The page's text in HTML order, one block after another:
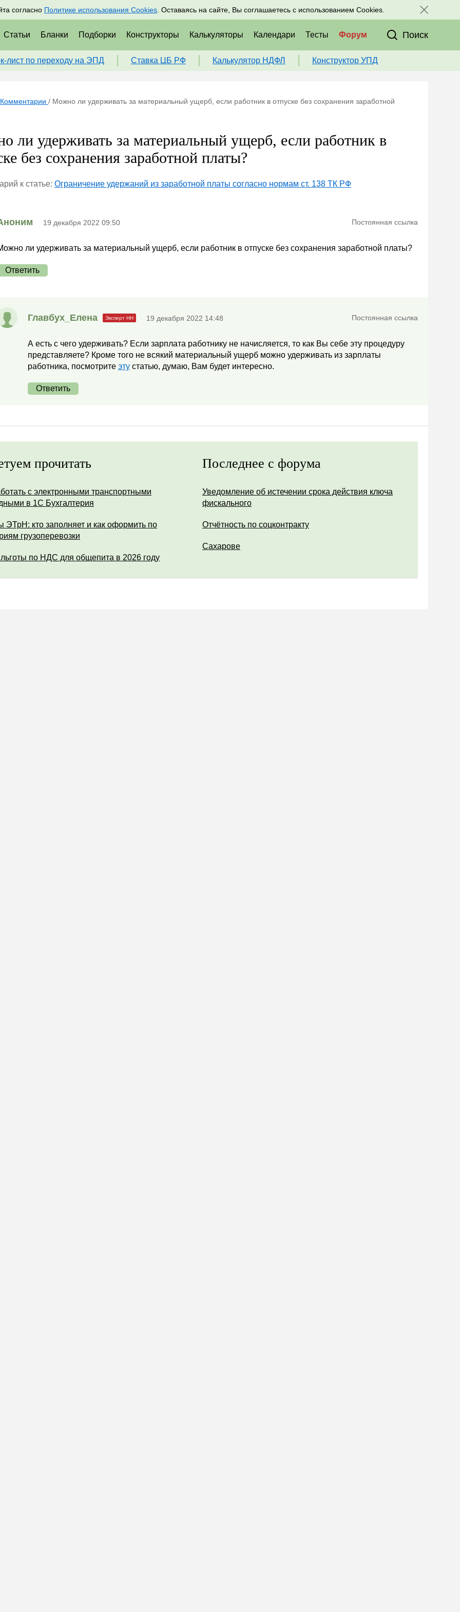
согласно Политике использования Cookies . Оставаясь на сайте, Вы соглашаетесь с использованием Cookies.
Подписаться Присоединяйтесь к нам в соц. сетях:
Статьи Бланки Подборки Конструкторы Калькуляторы Календари Тесты Форум Поиск
лист по переходу на ЭПД Ставка ЦБ РФ Калькулятор НДФЛ Конструктор УПД
Комментарии / Можно ли удерживать за материальный ущерб, если работник в отпуске без сохранения заработной
ли удерживать за материальный ущерб, если работник в
без сохранения заработной платы?
к статье: Ограничение удержаний из заработной платы согласно нормам ст. 138 ТК РФ
19 декабря 2022 09:50 Постоянная ссылка
ли удерживать за материальный ущерб, если работник в отпуске без сохранения заработной платы?
Ответить
Главбух_Елена 19 декабря 2022 14:48 Постоянная ссылка
А есть с чего удерживать? Если зарплата работнику не начисляется, то как Вы себе эту процедуру
представляете? Кроме того не всякий материальный ущерб можно удерживать из зарплаты
работника, посмотрите эту статью, думаю, Вам будет интересно.
Ответить
прочитать
с электронными транспортными
в 1С Бухгалтерия
ЭТрН: кто заполняет и как оформить по
грузоперевозки
льготы по НДС для общепита в 2026 году
Последнее с форума
Уведомление об истечении срока действия ключа
фискального
Отчётность по соцконтракту
Сахарове